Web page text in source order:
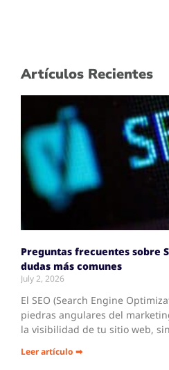
Artículos Recientes
Preguntas frecuentes sobre
dudas más comunes
July 2, 2026
El SEO (Search Engine
piedras angulares del
la visibilidad de tu sitio web,
Leer artículo ➡